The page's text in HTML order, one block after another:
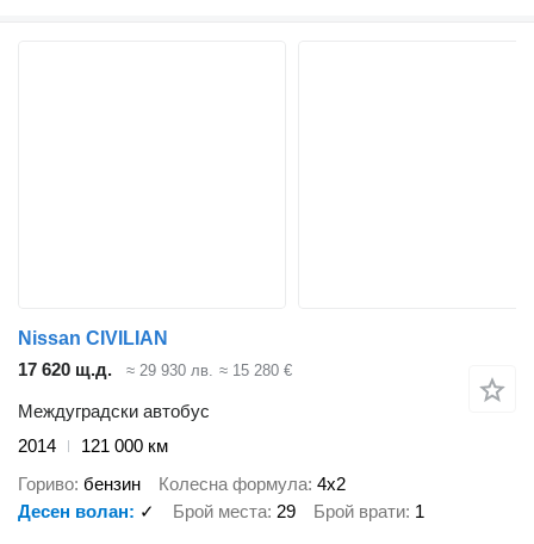
Nissan CIVILIAN
17 620 щ.д.
≈ 29 930 лв. ≈ 15 280 €
Междуградски автобус
2014
121 000 км
Гориво бензин Колесна формула 4x2
Десен волан
✓ Брой места 29 Брой врати 1